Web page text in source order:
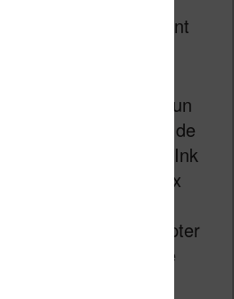
commenceront
de 399 €.
Pure embarque un
(encre électronique) de
sur la technologie E Ink
est de 1872 x
PPP. Il n’y a pas
: il faudra donc compter
un peu comme